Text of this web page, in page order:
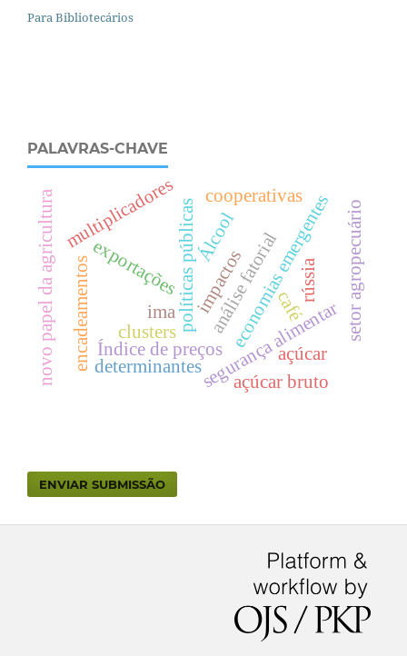
Para Bibliotecários
PALAVRAS-CHAVE
economias emergentes
políticas públicas
segurança alimentar
Índice de preços açúcar
Álcool
exportações
cooperativas
impactos
encadeamentos
multiplicadores setor agropecuário
café
novo papel da agricultura análise fatorial
clusters
ima
determinantes
açúcar bruto
rússia
ENVIAR SUBMISSÃO